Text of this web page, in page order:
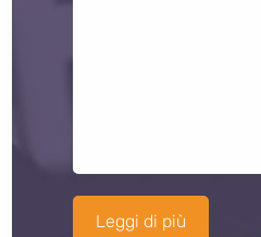
Leggi di più